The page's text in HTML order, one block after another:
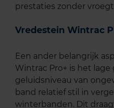
prestaties zonder
Vredestein Wintrac
Een ander belangrijk
Wintrac Pro+ is het
geluidsniveau van
band relatief stil in
winterbanden. Dit